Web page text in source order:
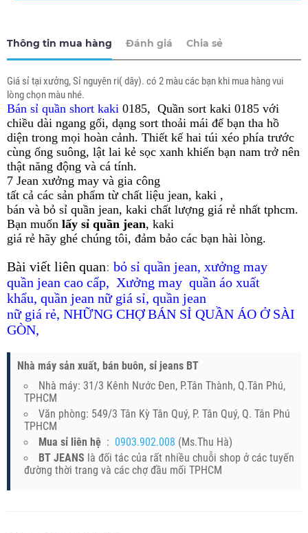
Thông tin mua hàng Đánh giá Chia sẻ
Giá sỉ tại xưởng, Sỉ nguyên ri( dây). có 2 màu các bạn khi mua hàng vui
lòng chọn màu nhé.
Bán sỉ quần short kaki 0185, Quần sort kaki 0185 với
chiều dài ngang gối, dạng sort thoải mái để bạn tha hồ
diện trong mọi hoàn cảnh. Thiết kế hai túi xéo phía trước
cùng ống suông, lật lai kẻ sọc xanh khiến bạn nam trở nên
thật năng động và cá tính.
7 Jean xưởng may và gia công
tất cả các sản phẩm từ chất liệu jean, kaki ,
bán và bỏ sỉ quần jean, kaki chất lượng giá rẻ nhất tphcm.
Bạn muốn lấy sỉ quần jean, kaki
giá rẻ hãy ghé chúng tôi, đảm bảo các bạn hài lòng.
Bài viết liên quan: bỏ sỉ quần jean, xưởng may
quần jean cao cấp, Xưởng may quần áo xuất
khẩu, quần jean nữ giá sỉ, quần jean
nữ giá rẻ, NHỮNG CHỢ BÁN SỈ QUẦN ÁO Ở SÀI
GÒN,
Nhà máy sản xuất, bán buôn, sỉ jeans BT
Nhà máy: 31/3 Kênh Nước Đen, P.Tân Thành, Q.Tân Phú,
TPHCM
Văn phòng: 549/3 Tân Kỳ Tân Quý, P. Tân Quý, Q. Tân Phú
TPHCM
Mua sỉ liên hệ : 0903.902.008 (Ms.Thu Hà)
BT JEANS là đối tác của rất nhiều chuỗi shop ở các tuyến
đường thời trang và các chợ đầu mối TPHCM